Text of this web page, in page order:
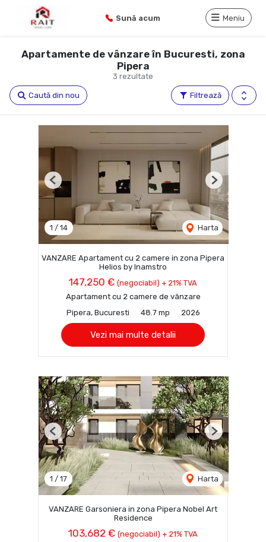
Sună acum Meniu
3 rezultate
Apartamente de vânzare în Bucuresti, zona
Pipera
Filtrează
Caută din nou
1 / 14 Harta
Previous Next
VANZARE Apartament cu 2 camere in zona Pipera
Helios by Inamstro
147,250 € (negociabil) + 21% TVA
Apartament cu 2 camere de vânzare
Pipera, Bucuresti
48.7 mp 2026
Vezi mai multe detalii
1 / 17 Harta
Previous Next
VANZARE Garsoniera in zona Pipera Nobel Art
Residence
103,682 € (negociabil) + 21% TVA